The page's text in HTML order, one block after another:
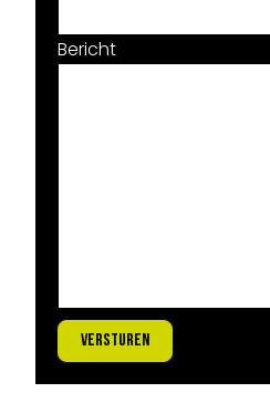
Bericht
VERSTUREN